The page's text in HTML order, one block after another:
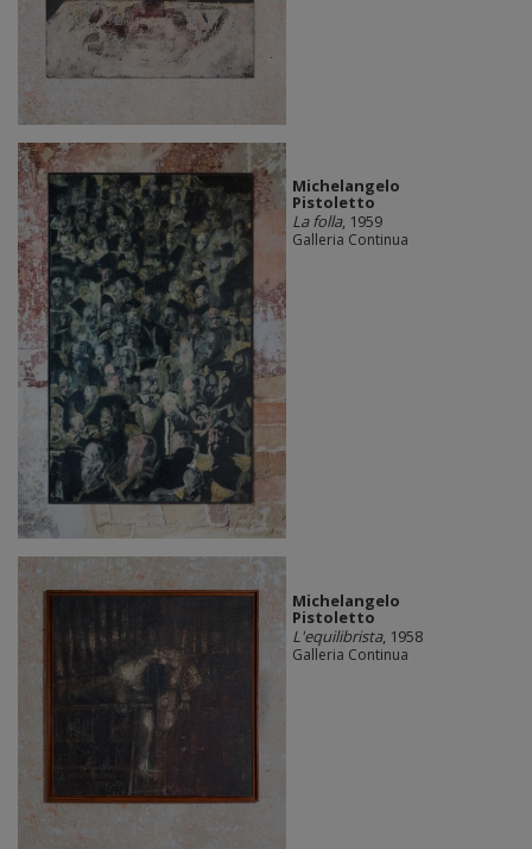
Michelangelo
Pistoletto
La folla, 1959
Galleria Continua
Michelangelo
Pistoletto
L'equilibrista, 1958
Galleria Continua